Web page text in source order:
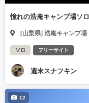
憧れの浩庵キャンプ場ソロ
[山梨県] 浩庵キャンプ場
ソロ フリーサイト
週末スナフキン
12